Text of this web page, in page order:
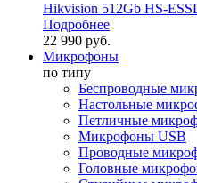
Hikvision 512Gb HS-
Подробнее
22 990 руб.
Микрофоны
по типу
Беспроводные
Настольные
Петличные
Микрофоны USB
Проводные
Головные